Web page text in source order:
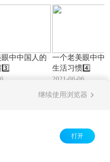
中中国人的
一个老美眼中中
生活习惯4️⃣
2021-06-06
继续使用浏览器
打开